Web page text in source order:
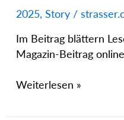
2025, Story/
Im Beitrag blättern
Magazin-Beitrag
Weiterlesen »